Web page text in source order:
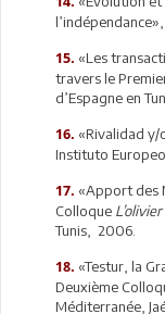
15. «Les
travers le
d’Espagne en
16. «Rivalidad y/
Instituto
17. «Apport des
Colloque
Tunis, 2006.
18. «Testur, la
Deuxième
Méditerranée,